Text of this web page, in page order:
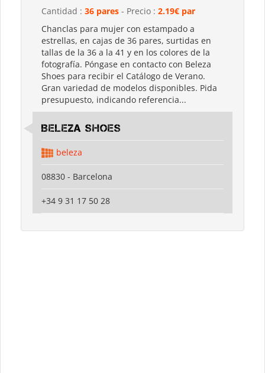
Cantidad : 36 pares - Precio : 2.19€ par
Chanclas para mujer con estampado a
estrellas, en cajas de 36 pares, surtidas en
tallas de la 36 a la 41 y en los colores de la
fotografía. Póngase en contacto con Beleza
Shoes para recibir el Catálogo de Verano.
Gran variedad de modelos disponibles. Pida
presupuesto, indicando referencia...
Beleza shoes
beleza
08830 - Barcelona
+34 9 31 17 50 28